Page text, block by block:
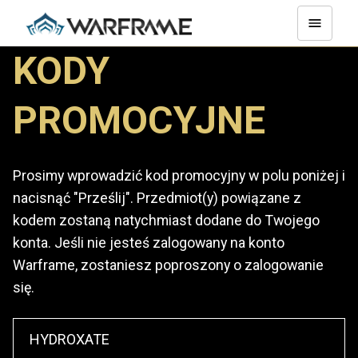
KODY
PROMOCYJNE
Prosimy wprowadzić kod promocyjny w polu poniżej i
nacisnąć "Prześlij". Przedmiot(y) powiązane z
kodem zostaną natychmiast dodane do Twojego
konta. Jeśli nie jesteś zalogowany na konto
Warframe, zostaniesz poproszony o zalogowanie
się.